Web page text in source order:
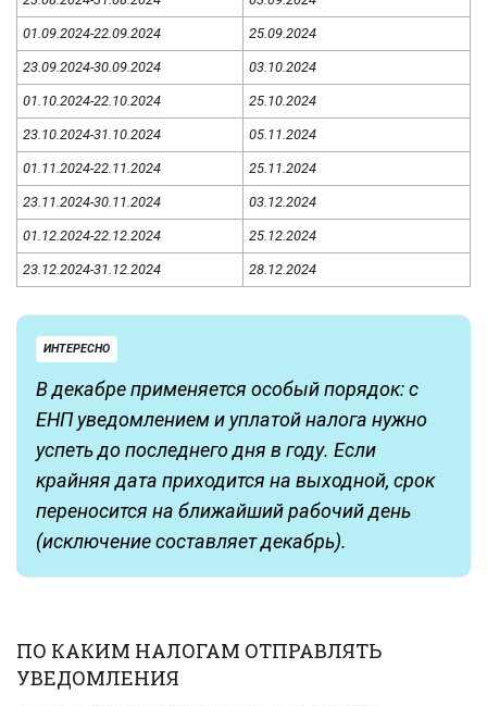
01.09.2024-22.09.2024 25.09.2024
23.09.2024-30.09.2024 03.10.2024
01.10.2024-22.10.2024 25.10.2024
23.10.2024-31.10.2024 05.11.2024
01.11.2024-22.11.2024 25.11.2024
23.11.2024-30.11.2024 03.12.2024
01.12.2024-22.12.2024 25.12.2024
23.12.2024-31.12.2024 28.12.2024
ИНТЕРЕСНО
В декабре применяется особый порядок: с
ЕНП уведомлением и уплатой налога нужно
успеть до последнего дня в году. Если
крайняя дата приходится на выходной, срок
переносится на ближайший рабочий день
(исключение составляет декабрь).
ПО КАКИМ НАЛОГАМ ОТПРАВЛЯТЬ
УВЕДОМЛЕНИЯ